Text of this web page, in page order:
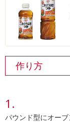
作り方
パウンド型にオー